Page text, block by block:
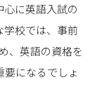
に英語入試の
校では、事前
、英語の資格を
になるでしょ